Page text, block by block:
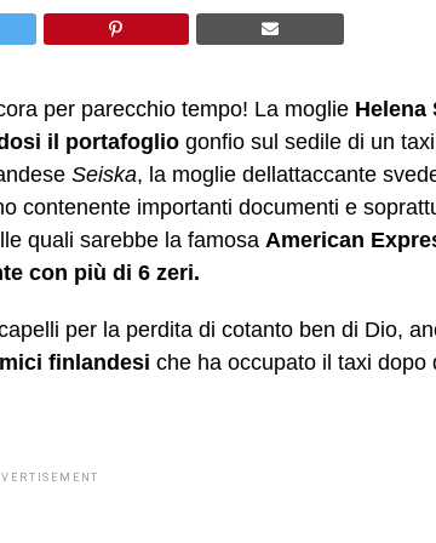
per parecchio tempo! La moglie Helena
il portafoglio gonfio sul sedile di un
 Seiska, la moglie dellattaccante
contenente importanti documenti e
quali sarebbe la famosa American
con più di 6 zeri.
per la perdita di cotanto ben di Dio,
finlandesi che ha occupato il taxi dopo